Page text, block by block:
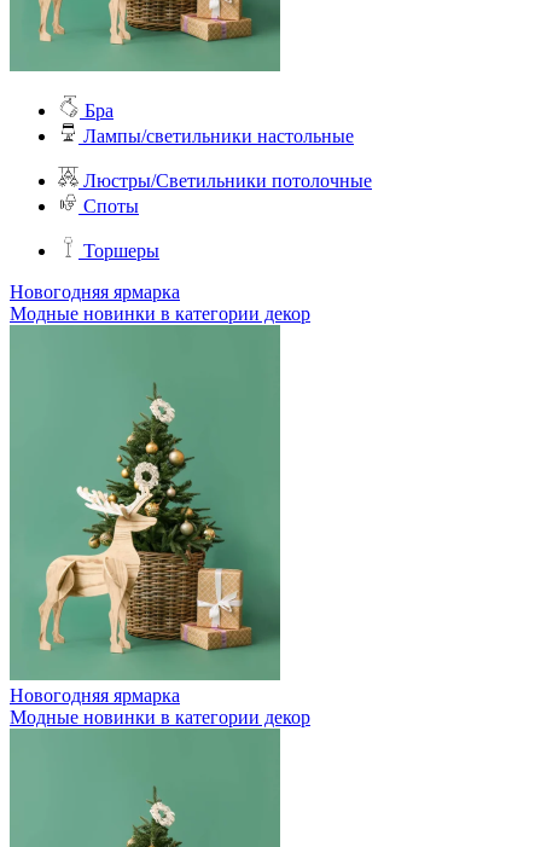
Бра
Лампы/светильники настольные
Люстры/Светильники потолочные
Споты
Торшеры
Новогодняя ярмарка
Модные новинки в категории декор
Новогодняя ярмарка
Модные новинки в категории декор